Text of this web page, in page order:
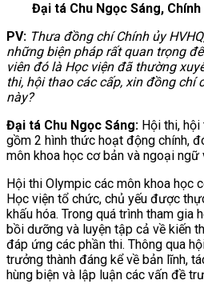
Đại tá Chu Ngọc Sáng,
PV: Thưa đồng chí Chính ủy
những biện pháp rất quan trọng
viên đó là Học viện đã thường
thi, hội thao các cấp, xin đồng chí
này?
Đại tá Chu Ngọc Sáng: Hội thi,
gồm 2 hình thức hoạt động chính,
môn khoa học cơ bản và ngoại ngữ
Hội thi Olympic các môn khoa học
Học viện tổ chức, chủ yếu được
khấu hóa. Trong quá trình tham gia
bồi dưỡng và luyện tập cả về kiến
đáp ứng các phần thi. Thông qua
trưởng thành đáng kể về bản lĩnh,
hùng biện và lập luận các vấn đề